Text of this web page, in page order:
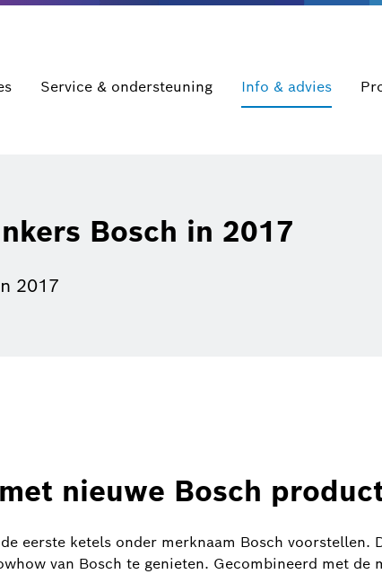
Service & ondersteuning Info & advies
Bosch in 2017
2017
nieuwe Bosch
eerste ketels onder merknaam Bosch
van Bosch te genieten. Gecombineerd met